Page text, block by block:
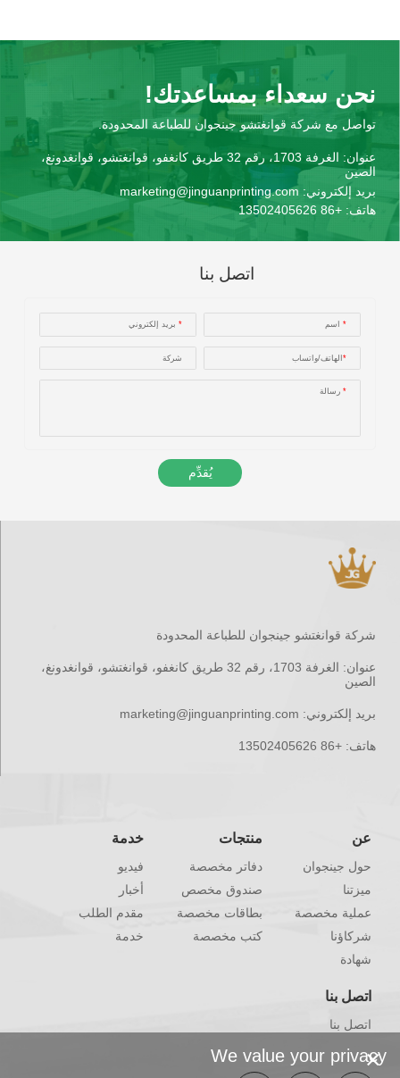
نحن سعداء بمساعدتك!
تواصل مع شركة قوانغتشو جينجوان للطباعة المحدودة.
عنوان:
الغرفة 1703، رقم 32 طريق كانغفو، قوانغتشو، قوانغدونغ،
الصين
بريد إلكتروني: marketing@jinguanprinting.com
هاتف: +86 13502405626
اتصل بنا
* اسم * بريد إلكتروني
*الهاتف/واتساب شركة
* رسالة
يُقدِّم
شركة قوانغتشو جينجوان للطباعة المحدودة
عنوان:
الغرفة 1703، رقم 32 طريق كانغفو، قوانغتشو، قوانغدونغ،
الصين
بريد إلكتروني: marketing@jinguanprinting.com
هاتف: +86 13502405626
عن
حول جينجوان
ميزتنا
عملية مخصصة
شركاؤنا
شهادة
منتجات
دفاتر مخصصة
صندوق مخصص
بطاقات مخصصة
كتب مخصصة
خدمة
فيديو
أخبار
مقدم الطلب
خدمة
اتصل بنا
اتصل بنا
×
We value your privacy